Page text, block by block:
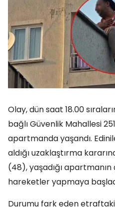
Olay, dün saat 18.00
bağlı Güvenlik Mahallesi
apartmanda yaşandı.
aldığı uzaklaştırma
(48), yaşadığı apartmanın
hareketler yapmaya
Durumu fark eden etraftaki